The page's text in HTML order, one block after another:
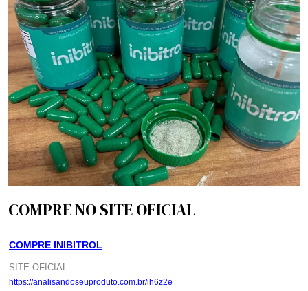
COMPRE NO SITE OFICIAL
COMPRE INIBITROL
SITE OFICIAL
https://analisandoseuproduto.com.br/ih6z2e